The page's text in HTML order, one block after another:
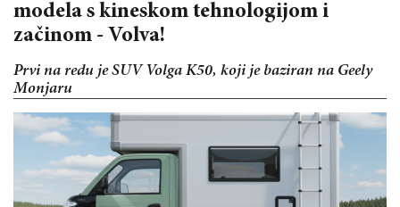
modela s kineskom tehnologijom i
začinom - Volva!
Prvi na redu je SUV Volga K50, koji je baziran na Geely
Monjaru